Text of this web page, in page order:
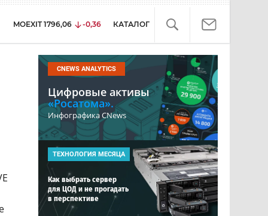
MOEXIT 1796,06 -0,36 КАТАЛОГ
CNEWS ANALYTICS
Цифровые активы
«Росатома».
Инфографика CNews
ТЕХНОЛОГИЯ МЕСЯЦА
Как выбрать сервер
для ЦОД и не прогадать
в перспективе